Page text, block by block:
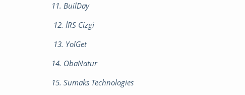
11. BuilDay
12. İRS Cizgi
13. YolGet
14. ObaNatur
15. Sumaks Technologies